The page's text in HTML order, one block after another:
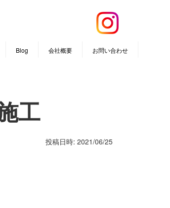
Blog 会社概要 お問い合わせ
工
投稿日時: 2021/06/25